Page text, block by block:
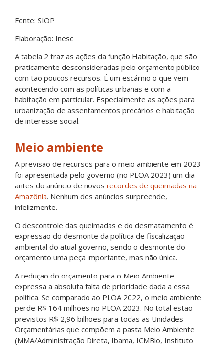
Fonte: SIOP
Elaboração: Inesc
A tabela 2 traz as ações da função Habitação, que são
praticamente desconsideradas pelo orçamento público
com tão poucos recursos. É um escárnio o que vem
acontecendo com as políticas urbanas e com a
habitação em particular. Especialmente as ações para
urbanização de assentamentos precários e habitação
de interesse social.
Meio ambiente
A previsão de recursos para o meio ambiente em 2023
foi apresentada pelo governo (no PLOA 2023) um dia
antes do anúncio de novos recordes de queimadas na
Amazônia. Nenhum dos anúncios surpreende,
infelizmente.
O descontrole das queimadas e do desmatamento é
expressão do desmonte da política de fiscalização
ambiental do atual governo, sendo o desmonte do
orçamento uma peça importante, mas não única.
A redução do orçamento para o Meio Ambiente
expressa a absoluta falta de prioridade dada a essa
política. Se comparado ao PLOA 2022, o meio ambiente
perde R$ 164 milhões no PLOA 2023. No total estão
previstos R$ 2,96 bilhões para todas as Unidades
Orçamentárias que compõem a pasta Meio Ambiente
(MMA/Administração Direta, Ibama, ICMBio, Instituto